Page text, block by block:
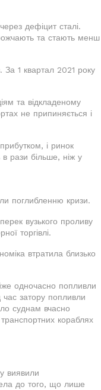
дефіцит сталі.
та стають менш
За 1 квартал 2021 року
та відкладеному
не припиняється і
і ринок
рази більше, ніж у
поглибленню кризи.
вузького проливу
торгівлі.
втратила близько
одночасно попливли
час затору попливли
суднам вчасно
кораблях
виявили
до того, що лише